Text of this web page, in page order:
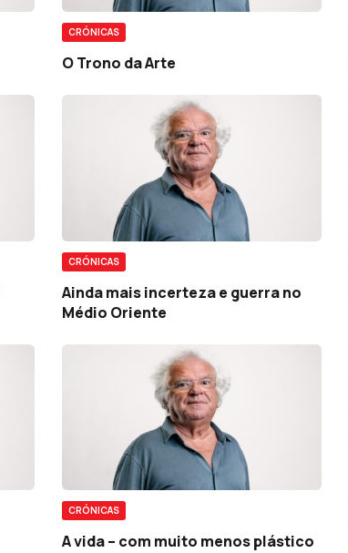
CRÓNICAS
O Trono da Arte
CRÓNICAS
Ainda mais incerteza e guerra no
Médio Oriente
CRÓNICAS
A vida – com muito menos plástico